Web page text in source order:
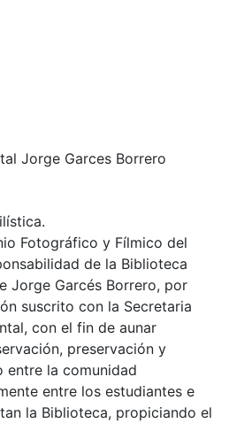
Jorge Garces Borrero
Fotográfico y Fílmico del
de la Biblioteca
Jorge Garcés Borrero, por
suscrito con la Secretaria
con el fin de aunar
preservación y
entre la comunidad
entre los estudiantes e
la Biblioteca, propiciando el